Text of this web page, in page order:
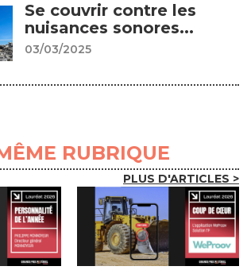
Se couvrir contre les
nuisances sonores...
03/03/2025
RUBRIQUE
PLUS D'ARTICLES >